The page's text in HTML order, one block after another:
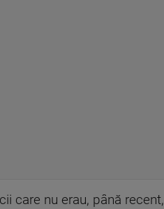
care nu erau, până recent,